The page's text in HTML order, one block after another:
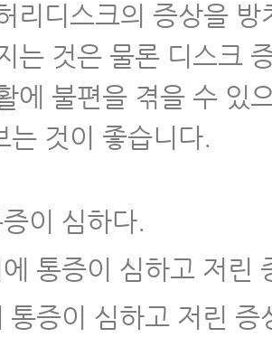
리디스크의 증상을 방
는 것은 물론 디스크
에 불편을 겪을 수 있
는 것이 좋습니다.
이 심하다.
통증이 심하고 저린
통증이 심하고 저린 증